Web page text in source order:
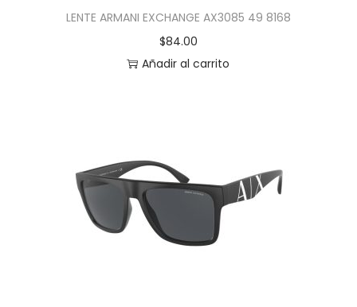
LENTE ARMANI EXCHANGE AX3085 49 8168
$84.00
Añadir al carrito